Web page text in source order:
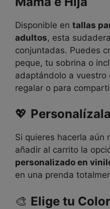
Disponible en tallas
adultos, esta
conjuntadas. Puedes
peque, tu sobrina o
adaptándolo a vuestro
regalar o para
💖
Si quieres hacerla aún
añadir al carrito la
personalizado en
en una prenda
🎨 Elige tu